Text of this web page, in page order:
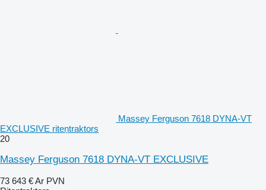
Massey Ferguson 7618 DYNA-VT
EXCLUSIVE riteņtraktors
20
Massey Ferguson 7618 DYNA-VT EXCLUSIVE
73 643 €Ar PVN